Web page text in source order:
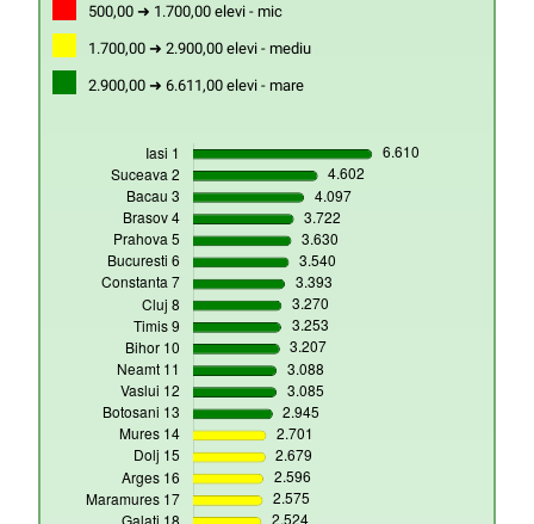
500,00 ➜ 1.700,00 elevi - mic
1.700,00 ➜ 2.900,00 elevi - mediu
2.900,00 ➜ 6.611,00 elevi - mare